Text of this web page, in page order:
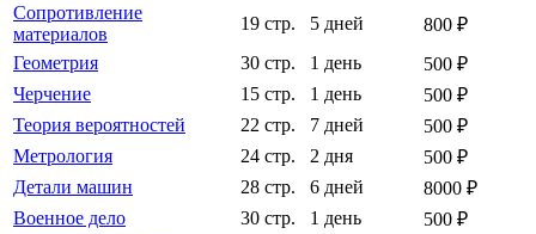
Сопротивление
материалов
19 стр. 5 дней
800 ₽
Геометрия
30 стр. 1 день
500 ₽
Черчение
15 стр. 1 день
500 ₽
Теория вероятностей
22 стр. 7 дней
500 ₽
Метрология
24 стр. 2 дня
500 ₽
Детали машин
28 стр. 6 дней
8000 ₽
Военное дело
30 стр. 1 день
500 ₽